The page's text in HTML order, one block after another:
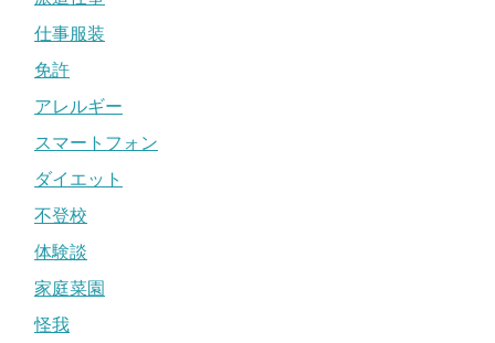
仕事服装
免許
アレルギー
スマートフォン
ダイエット
不登校
体験談
家庭菜園
怪我